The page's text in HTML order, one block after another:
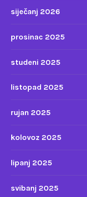
siječanj 2026
prosinac 2025
studeni 2025
listopad 2025
rujan 2025
kolovoz 2025
lipanj 2025
svibanj 2025